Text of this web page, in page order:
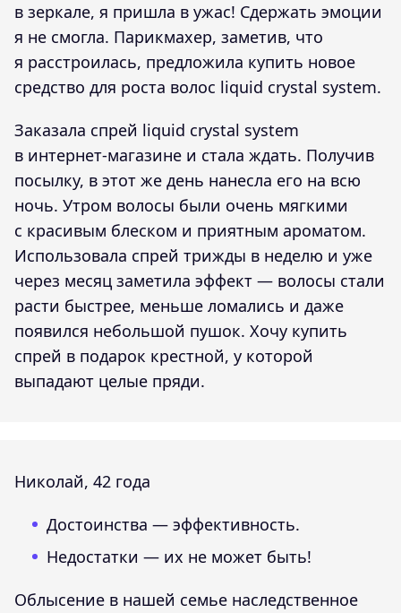
в зеркале, я пришла в ужас! Сдержать эмоции
я не смогла. Парикмахер, заметив, что
я расстроилась, предложила купить новое
средство для роста волос liquid crystal system.
Заказала спрей liquid crystal system
в интернет-магазине и стала ждать. Получив
посылку, в этот же день нанесла его на всю
ночь. Утром волосы были очень мягкими
с красивым блеском и приятным ароматом.
Использовала спрей трижды в неделю и уже
через месяц заметила эффект — волосы стали
расти быстрее, меньше ломались и даже
появился небольшой пушок. Хочу купить
спрей в подарок крестной, у которой
выпадают целые пряди.
Николай, 42 года
Достоинства — эффективность.
Недостатки — их не может быть!
Облысение в нашей семье наследственное